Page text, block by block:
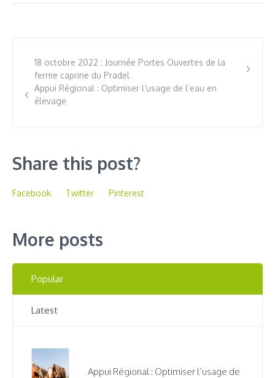
18 octobre 2022 : Journée Portes Ouvertes de la
ferme caprine du Pradel
Appui Régional : Optimiser l’usage de l’eau en
élevage
Share this post?
Facebook Twitter Pinterest
More posts
Popular
Latest
Appui Régional : Optimiser l’usage de